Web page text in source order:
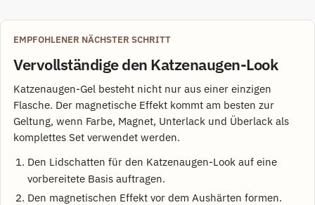
EMPFOHLENER NÄCHSTER SCHRITT
Vervollständige den Katzenaugen-Look
Katzenaugen-Gel besteht nicht nur aus einer einzigen
Flasche. Der magnetische Effekt kommt am besten zur
Geltung, wenn Farbe, Magnet, Unterlack und Überlack als
komplettes Set verwendet werden.
Den Lidschatten für den Katzenaugen-Look auf eine
vorbereitete Basis auftragen.
Den magnetischen Effekt vor dem Aushärten formen.